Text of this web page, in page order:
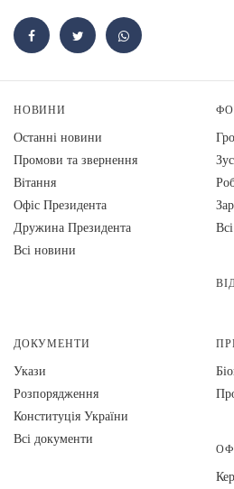
НОВИНИ
Останні новини
Промови та звернення
Вiтання
Офіс Президента
Дружина Президента
Всі новини
ДОКУМЕНТИ
Укази
Розпорядження
Конституція України
Всі документи